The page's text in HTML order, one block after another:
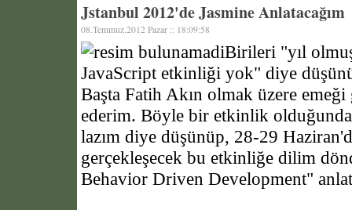
Jstanbul 2012'de Jasmine Anlatacağım
08.Temmuz.2012 Pazar :: 18:09:58
Birileri "yıl
JavaScript etkinliği yok" diye
Başta Fatih Akın olmak üzere
ederim. Böyle bir etkinlik olduğunda
lazım diye düşünüp, 28-29
gerçekleşecek bu etkinliğe dilim
Behavior Driven Development"